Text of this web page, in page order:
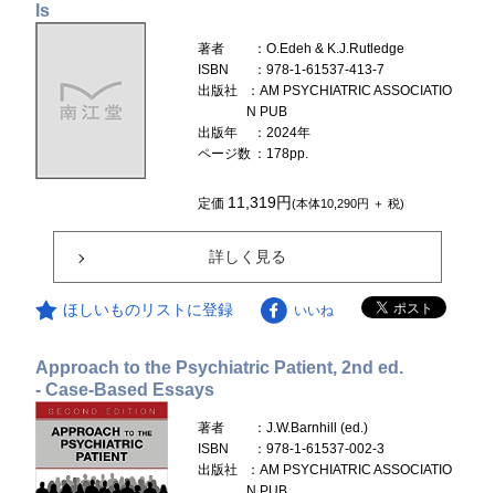
ls
著者
：O.Edeh & K.J.Rutledge
ISBN
：978-1-61537-413-7
出版社
：AM PSYCHIATRIC ASSOCIATIO
N PUB
出版年
：2024年
ページ数 ：178pp.
定価 11,319円(本体10,290円 ＋ 税)
詳しく見る
ほしいものリストに登録 いいね
Approach to the Psychiatric Patient, 2nd ed.
- Case-Based Essays
著者
：J.W.Barnhill (ed.)
ISBN
：978-1-61537-002-3
出版社
：AM PSYCHIATRIC ASSOCIATIO